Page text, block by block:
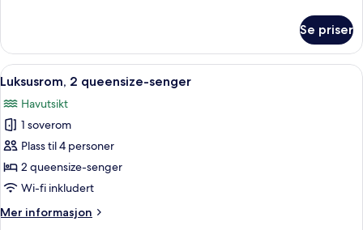
1
kingsize-
seng
Se priser
Åpne
alle
bildene
av
Luksusrom,
2
queensize-
Luksusrom, 2 queensize-senger |
7
Luksusrom, 2 queensize-senger
Havutsikt
1 soverom
Plass til 4 personer
2 queensize-senger
Wi-fi inkludert
Mer informasjon
Mer